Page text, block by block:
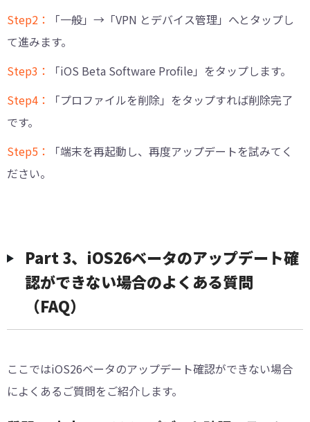
Step2：
「一般」→「VPN とデバイス管理」へとタップし
て進みます。
Step3：
「iOS Beta Software Profile」をタップします。
Step4：
「プロファイルを削除」をタップすれば削除完了
です。
Step5：
「端末を再起動し、再度アップデートを試みてく
ださい。
Part 3、iOS26ベータのアップデート確
認ができない場合のよくある質問
（FAQ）
ここではiOS26ベータのアップデート確認ができない場合
によくあるご質問をご紹介します。